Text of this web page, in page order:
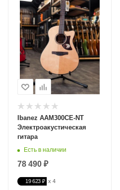
Ibanez AAM300CE-NT
Электроакустическая
гитара
Есть в наличии
78 490 ₽
19 623 ₽